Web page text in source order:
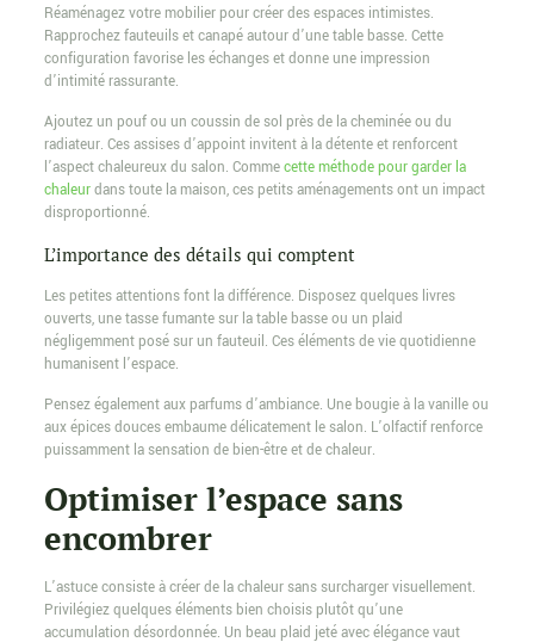
Réaménagez votre mobilier pour créer des espaces intimistes.
Rapprochez fauteuils et canapé autour d’une table basse. Cette
configuration favorise les échanges et donne une impression
d’intimité rassurante.
Ajoutez un pouf ou un coussin de sol près de la cheminée ou du
radiateur. Ces assises d’appoint invitent à la détente et renforcent
l’aspect chaleureux du salon. Commecette méthode pour garder la
chaleurdans toute la maison, ces petits aménagements ont un impact
disproportionné.
L’importance des détails qui comptent
Les petites attentions font la différence. Disposez quelques livres
ouverts, une tasse fumante sur la table basse ou un plaid
négligemment posé sur un fauteuil. Ces éléments de vie quotidienne
humanisent l’espace.
Pensez également aux parfums d’ambiance. Une bougie à la vanille ou
aux épices douces embaume délicatement le salon. L’olfactif renforce
puissamment la sensation de bien-être et de chaleur.
Optimiser l’espace sans
encombrer
L’astuce consiste à créer de la chaleur sans surcharger visuellement.
Privilégiez quelques éléments bien choisis plutôt qu’une
accumulation désordonnée. Un beau plaid jeté avec élégance vaut